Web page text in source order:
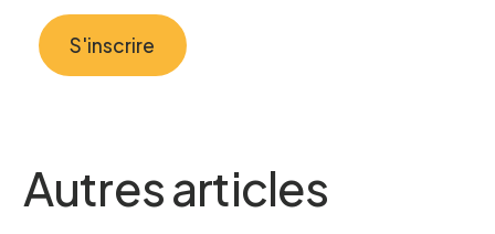
S'inscrire
Autres articles